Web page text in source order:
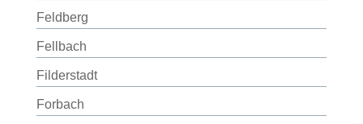
Feldberg
Fellbach
Filderstadt
Forbach